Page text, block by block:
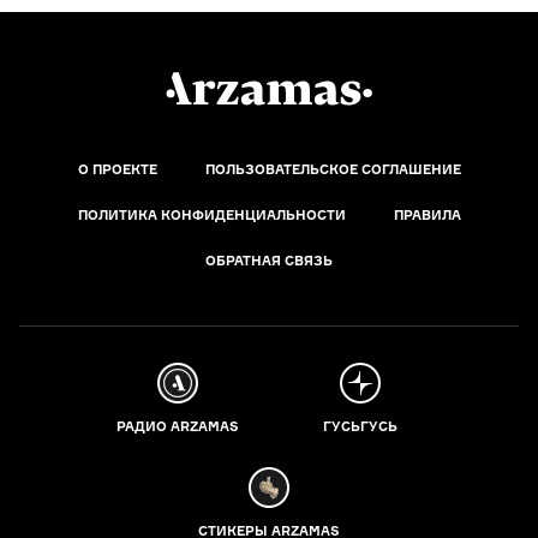
О ПРОЕКТЕ ПОЛЬЗОВАТЕЛЬСКОЕ СОГЛАШЕНИЕ
ПОЛИТИКА КОНФИДЕНЦИАЛЬНОСТИ ПРАВИЛА
ОБРАТНАЯ СВЯЗЬ
РАДИО ARZAMAS ГУСЬГУСЬ
СТИКЕРЫ ARZAMAS